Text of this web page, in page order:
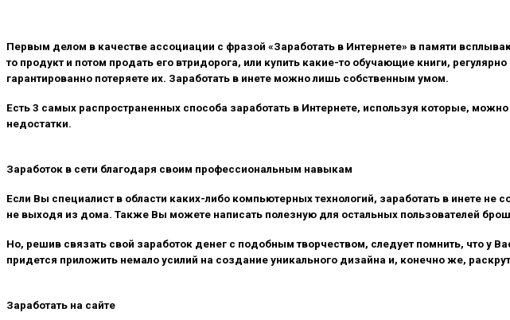
Первым делом в качестве ассоциации с фразой «Заработать в Интернете» в памяти
то продукт и потом продать его втридорога, или купить какие-то обучающие книги,
гарантированно потеряете их. Заработать в инете можно лишь собственным умом.
Есть 3 самых распространенных способа заработать в Интернете, используя которые,
недостатки.
Заработок в сети благодаря своим профессиональным навыкам
Если Вы специалист в области каких-либо компьютерных технологий, заработать в инете
не выходя из дома. Также Вы можете написать полезную для остальных пользователей
Но, решив связать свой заработок денег с подобным творчеством, следует помнить, что у
придется приложить немало усилий на создание уникального дизайна и, конечно же,
Заработать на сайте